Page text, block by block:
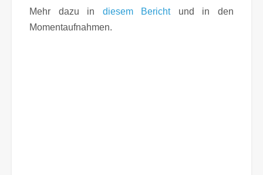
Mehr dazu in diesem Berichtund in den
Momentaufnahmen.